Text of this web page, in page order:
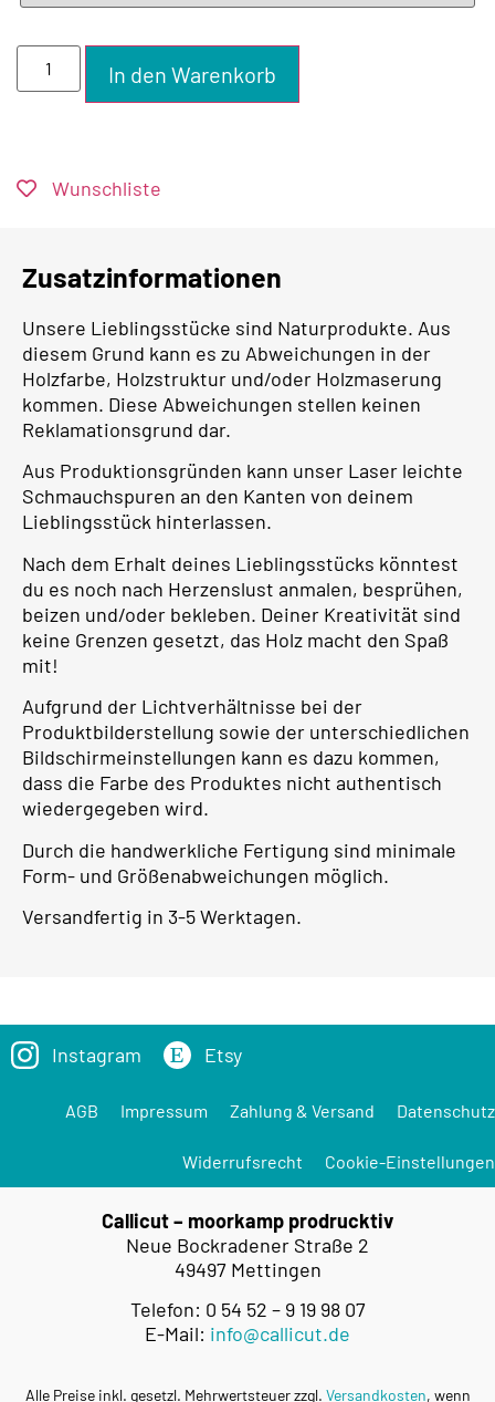
In den Warenkorb
Wunschliste
Zusatzinformationen
Unsere Lieblingsstücke sind Naturprodukte. Aus
diesem Grund kann es zu Abweichungen in der
Holzfarbe, Holzstruktur und/oder Holzmaserung
kommen. Diese Abweichungen stellen keinen
Reklamationsgrund dar.
Aus Produktionsgründen kann unser Laser leichte
Schmauchspuren an den Kanten von deinem
Lieblingsstück hinterlassen.
Nach dem Erhalt deines Lieblingsstücks könntest
du es noch nach Herzenslust anmalen, besprühen,
beizen und/oder bekleben. Deiner Kreativität sind
keine Grenzen gesetzt, das Holz macht den Spaß
mit!
Aufgrund der Lichtverhältnisse bei der
Produktbilderstellung sowie der unterschiedlichen
Bildschirmeinstellungen kann es dazu kommen,
dass die Farbe des Produktes nicht authentisch
wiedergegeben wird.
Durch die handwerkliche Fertigung sind minimale
Form- und Größenabweichungen möglich.
Versandfertig in 3-5 Werktagen.
Instagram Etsy
AGB Impressum Zahlung & Versand Datenschutz
Widerrufsrecht Cookie-Einstellungen
Callicut – moorkamp prodrucktiv
Neue Bockradener Straße 2
49497 Mettingen
Telefon: 0 54 52 – 9 19 98 07
E-Mail: info@callicut.de
Alle Preise inkl. gesetzl. Mehrwertsteuer zzgl. Versandkosten, wenn